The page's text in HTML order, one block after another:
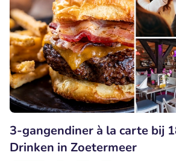
3-gangendiner à la carte bij
Drinken in Zoetermeer